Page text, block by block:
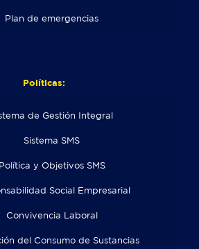
Plan de emergencias
Políticas:
de Gestión Integral
Sistema SMS
Política y Objetivos SMS
Social Empresarial
Convivencia Laboral
del Consumo de Sustancias